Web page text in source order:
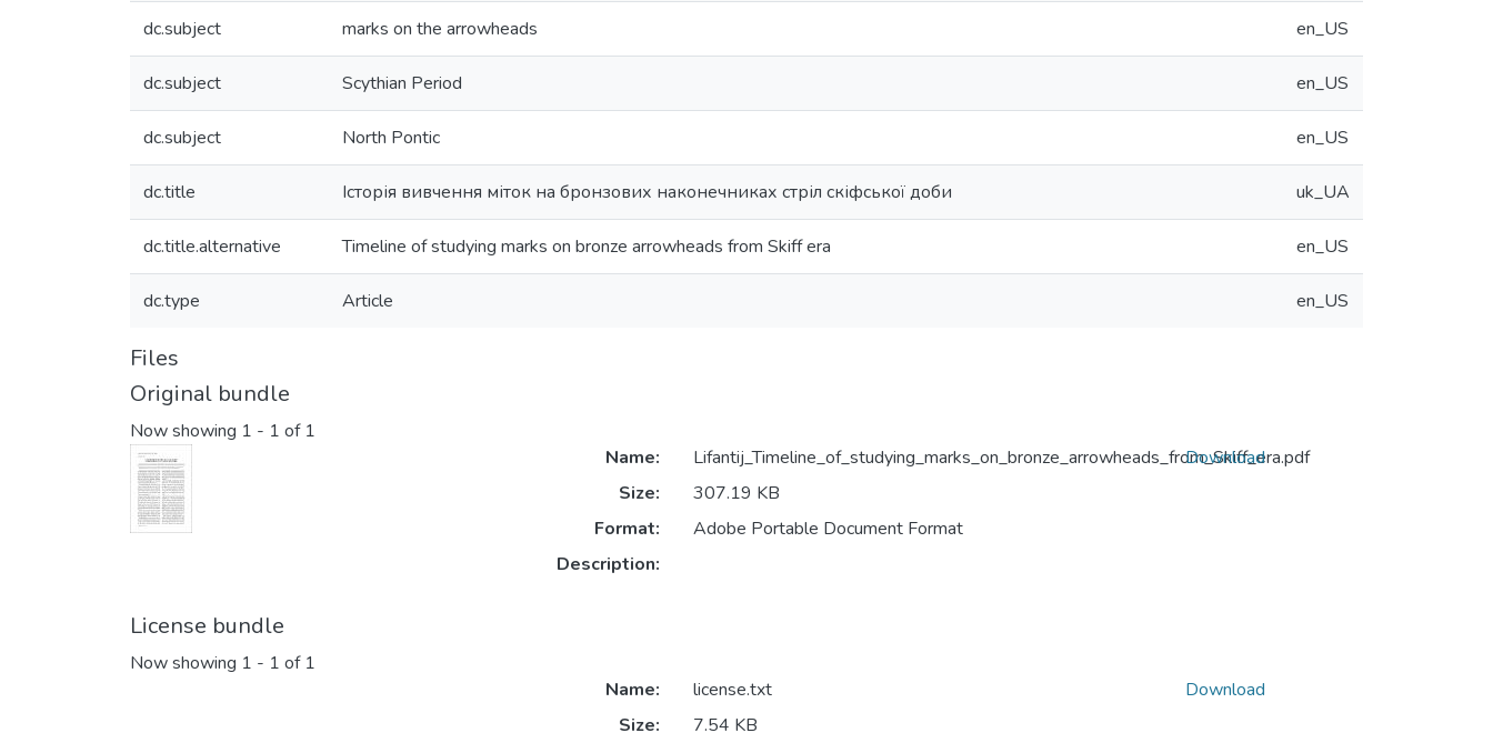
dc.subject marks on the arrowheads en_US
dc.subject Scythian Period en_US
dc.subject North Pontic en_US
dc.title Історія вивчення міток на бронзових наконечниках стріл скіфської доби uk_UA
dc.title.alternative Timeline of studying marks on bronze arrowheads from Skiff era en_US
dc.type Article en_US
Files
Original bundle
Now showing 1 - 1 of 1
Name:
Lifantij_Timeline_of_studying_marks_on_bronze_arrowheads_from_Skiff_era.pdf
Size:
307.19 KB
Format:
Adobe Portable Document Format
Description:
Download
License bundle
Now showing 1 - 1 of 1
Name:
license.txt
Size:
7.54 KB
Download